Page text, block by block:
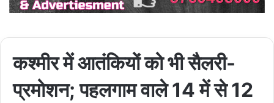
कश्मीर में आतंकियों को भी सैलरी-
प्रमोशन; पहलगाम वाले 14 में से 12